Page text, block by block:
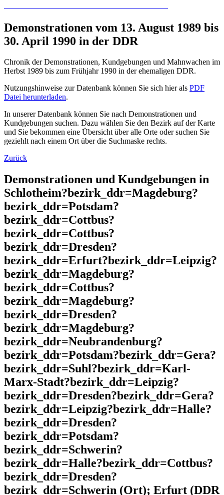
Demonstrationen vom 13. August 1989 bis
30. April 1990 in der DDR
Chronik der Demonstrationen, Kundgebungen und Mahnwachen im
Herbst 1989 bis zum Frühjahr 1990 in der ehemaligen DDR.
Nutzungshinweise zur Datenbank können Sie sich hier als PDF
Datei herunterladen.
In unserer Datenbank können Sie nach Demonstrationen und
Kundgebungen suchen. Dazu wählen Sie den Bezirk auf der Karte
und Sie bekommen eine Übersicht über alle Orte oder suchen Sie
geziehlt nach einem Ort über die Suchmaske rechts.
Zurück
Demonstrationen und Kundgebungen in
Schlotheim?bezirk_ddr=Magdeburg?
bezirk_ddr=Potsdam?
bezirk_ddr=Cottbus?
bezirk_ddr=Cottbus?
bezirk_ddr=Dresden?
bezirk_ddr=Erfurt?bezirk_ddr=Leipzig?
bezirk_ddr=Magdeburg?
bezirk_ddr=Cottbus?
bezirk_ddr=Magdeburg?
bezirk_ddr=Dresden?
bezirk_ddr=Magdeburg?
bezirk_ddr=Neubrandenburg?
bezirk_ddr=Potsdam?bezirk_ddr=Gera?
bezirk_ddr=Suhl?bezirk_ddr=Karl-
Marx-Stadt?bezirk_ddr=Leipzig?
bezirk_ddr=Dresden?bezirk_ddr=Gera?
bezirk_ddr=Leipzig?bezirk_ddr=Halle?
bezirk_ddr=Dresden?
bezirk_ddr=Potsdam?
bezirk_ddr=Schwerin?
bezirk_ddr=Halle?bezirk_ddr=Cottbus?
bezirk_ddr=Dresden?
bezirk_ddr=Schwerin (Ort); Erfurt (DDR